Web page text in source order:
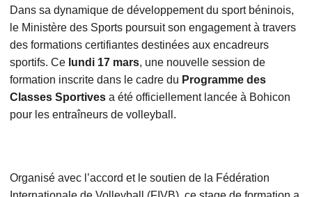
Dans sa dynamique de développement du sport béninois,
le Ministère des Sports poursuit son engagement à travers
des formations certifiantes destinées aux encadreurs
sportifs. Ce lundi 17 mars, une nouvelle session de
formation inscrite dans le cadre du Programme des
Classes Sportivesa été officiellement lancée à Bohicon
pour les entraîneurs de volleyball.
Organisé avec l’accord et le soutien de la Fédération